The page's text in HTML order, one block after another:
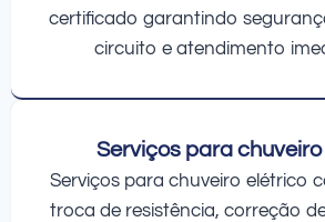
certificado garantindo
circuito e atendimento
Serviços para
Serviços para chuveiro elétrico
troca de resistência, correção